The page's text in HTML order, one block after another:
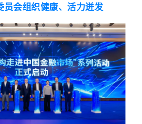
员会组织健康、活力迸发